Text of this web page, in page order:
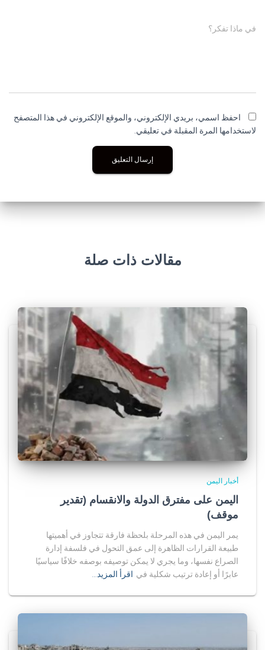
في ماذا تفكر؟
احفظ اسمي، بريدي الإلكتروني، والموقع الإلكتروني في هذا المتصفح
لاستخدامها المرة المقبلة في تعليقي.
مقالات ذات صلة
أخبار اليمن
اليمن على مفترق الدولة والانقسام (تقدير
موقف)
يمر اليمن في هذه المرحلة بلحظة فارقة تتجاوز في أهميتها
طبيعة القرارات الظاهرة إلى عمق التحول في فلسفة إدارة
الصراع نفسها، وما يجري لا يمكن توصيفه بوصفه خلافًا سياسيًا
عابرًا أو إعادة ترتيب شكلية في اقرأ المزيد…